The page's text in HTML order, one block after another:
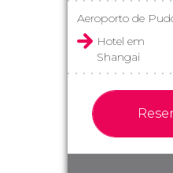
Aeroporto de
Hotel em
Shangai